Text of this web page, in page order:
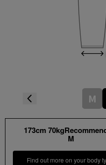
M
173cm
M
Find out more on your body